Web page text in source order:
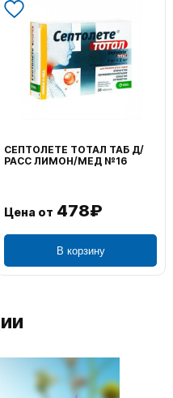
СЕПТОЛЕТЕ ТОТАЛ ТАБ Д/
РАСС ЛИМОН/МЕД №16
Цена от 478₽
В корзину